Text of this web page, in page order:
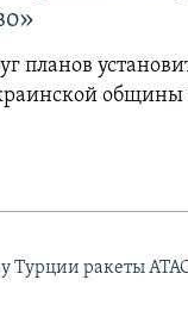
планов
Турции ракеты